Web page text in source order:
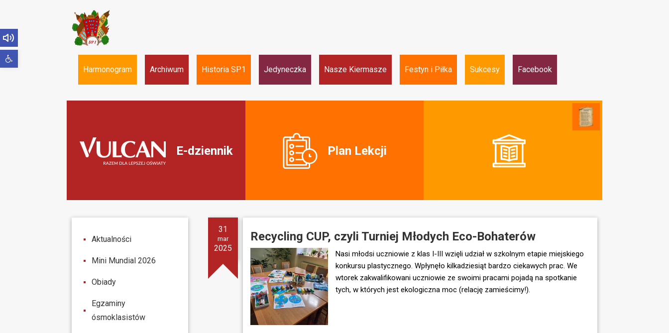
Open
toolbar
Harmonogram Archiwum Historia SP1 Jedyneczka Nasze Kiermasze Festyn i Piłka Sukcesy Facebook
E-dziennik Plan Lekcji
Aktualności
Mini Mundial 2026
Obiady
Egzaminy
ósmoklasistów
31
mar
2025
Recycling CUP, czyli Turniej Młodych Eco-Bohaterów
Nasi młodsi uczniowie z klas I-III wzięli udział w szkolnym etapie miejskiego
konkursu plastycznego. Wpłynęło kilkadziesiąt bardzo ciekawych prac. We
wtorek zakwalifikowani uczniowie ze swoimi pracami pojadą na spotkanie
tych, w których jest ekologiczna moc (relację zamieścimy!).